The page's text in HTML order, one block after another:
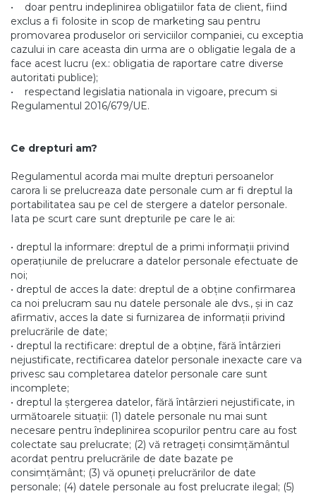
• doar pentru indeplinirea obligatiilor fata de client, fiind
exclus a fi folosite in scop de marketing sau pentru
promovarea produselor ori serviciilor companiei, cu exceptia
cazului in care aceasta din urma are o obligatie legala de a
face acest lucru (ex.: obligatia de raportare catre diverse
autoritati publice);
• respectand legislatia nationala in vigoare, precum si
Regulamentul 2016/679/UE.
Ce drepturi am?
Regulamentul acorda mai multe drepturi persoanelor
carora li se prelucreaza date personale cum ar fi dreptul la
portabilitatea sau pe cel de stergere a datelor personale.
Iata pe scurt care sunt drepturile pe care le ai:
• dreptul la informare: dreptul de a primi informații privind
operațiunile de prelucrare a datelor personale efectuate de
noi;
• dreptul de acces la date: dreptul de a obține confirmarea
ca noi prelucram sau nu datele personale ale dvs., și in caz
afirmativ, acces la date si furnizarea de informații privind
prelucrările de date;
• dreptul la rectificare: dreptul de a obține, fără întârzieri
nejustificate, rectificarea datelor personale inexacte care va
privesc sau completarea datelor personale care sunt
incomplete;
• dreptul la ștergerea datelor, fără întârzieri nejustificate, in
următoarele situații: (1) datele personale nu mai sunt
necesare pentru îndeplinirea scopurilor pentru care au fost
colectate sau prelucrate; (2) vă retrageți consimțământul
acordat pentru prelucrările de date bazate pe
consimțământ; (3) vă opuneți prelucrărilor de date
personale; (4) datele personale au fost prelucrate ilegal; (5)